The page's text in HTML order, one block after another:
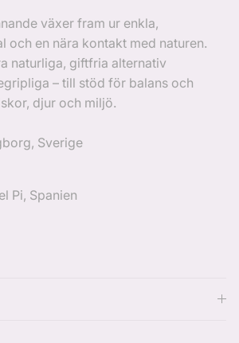
växer fram ur enkla,
och en nära kontakt med naturen.
naturliga, giftfria alternativ
– till stöd för balans och
djur och miljö.
Sverige
Pi, Spanien